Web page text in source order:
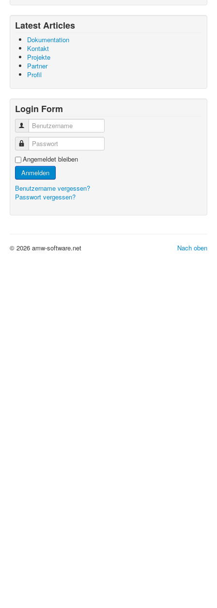
Latest Articles
Dokumentation
Kontakt
Projekte
Partner
Profil
Login Form
Benutzername
Passwort
Angemeldet bleiben
Anmelden
Benutzername vergessen?
Passwort vergessen?
Nach oben
© 2026 amw-software.net